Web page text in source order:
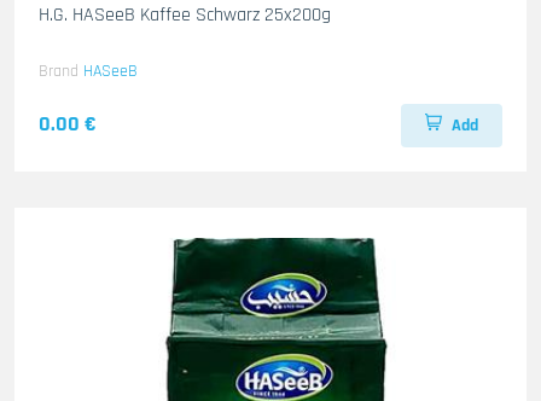
H.G. HASeeB Kaffee Schwarz 25x200g
Brand HASeeB
0.00 € Add